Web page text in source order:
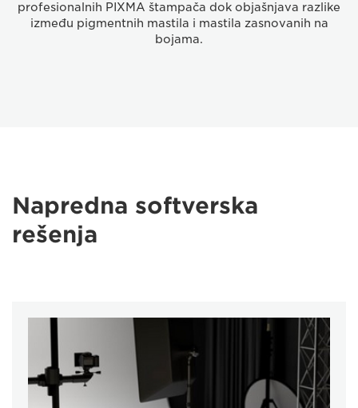
profesionalnih PIXMA štampača dok objašnjava razlike
između pigmentnih mastila i mastila zasnovanih na
bojama.
Napredna softverska
rešenja